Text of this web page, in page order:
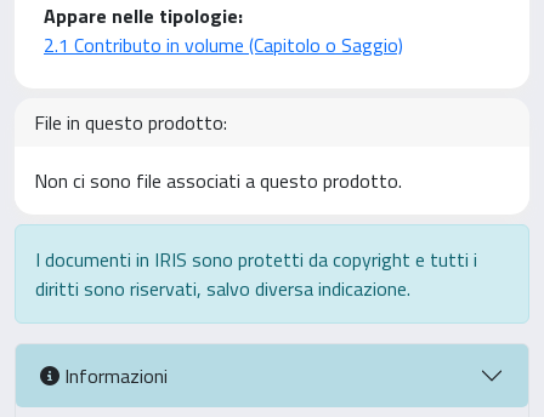
Appare nelle tipologie:
2.1 Contributo in volume (Capitolo o Saggio)
File in questo prodotto:
Non ci sono file associati a questo prodotto.
I documenti in IRIS sono protetti da copyright e tutti i
diritti sono riservati, salvo diversa indicazione.
Informazioni